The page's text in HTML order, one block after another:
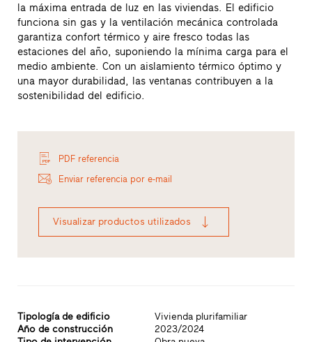
la máxima entrada de luz en las viviendas. El edificio
funciona sin gas y la ventilación mecánica controlada
garantiza confort térmico y aire fresco todas las
estaciones del año, suponiendo la mínima carga para el
medio ambiente. Con un aislamiento térmico óptimo y
una mayor durabilidad, las ventanas contribuyen a la
sostenibilidad del edificio.
PDF referencia
Enviar referencia por e-mail
Visualizar productos utilizados
Tipología de edificio
Vivienda plurifamiliar
Año de construcción
2023/2024